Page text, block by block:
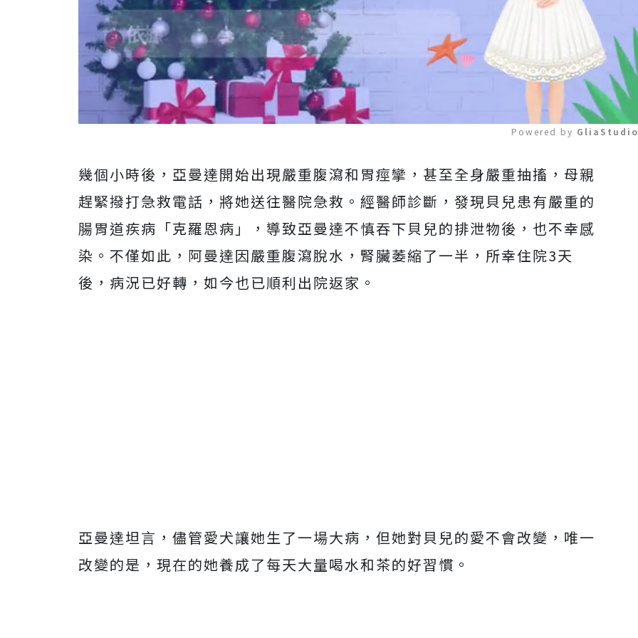
Mute
Powered by
幾個小時後，亞曼達開始出現嚴重腹瀉和胃痙攣，甚至全身嚴重抽搐，母親
趕緊撥打急救電話，將她送往醫院急救。 經醫師診斷，發現貝兒患有嚴重的
腸胃道疾病「克羅恩病」，導致亞曼達不慎吞下貝兒的排泄物後，也不幸感
染。不僅如此，阿曼達因嚴重腹瀉脫水，腎臟萎縮了一半，所幸住院3天
後，病況已好轉，如今也已順利出院返家。
亞曼達坦言，儘管愛犬讓她生了一場大病，但她對貝兒的愛不會改變，唯一
改變的是，現在的她養成了每天大量喝水和茶的好習慣。